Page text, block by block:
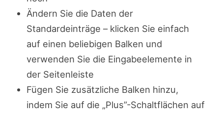
Ändern Sie die Daten der
Standardeinträge – klicken Sie einfach
auf einen beliebigen Balken und
verwenden Sie die Eingabeelemente in
der Seitenleiste
Fügen Sie zusätzliche Balken hinzu,
indem Sie auf die „Plus”-Schaltflächen auf